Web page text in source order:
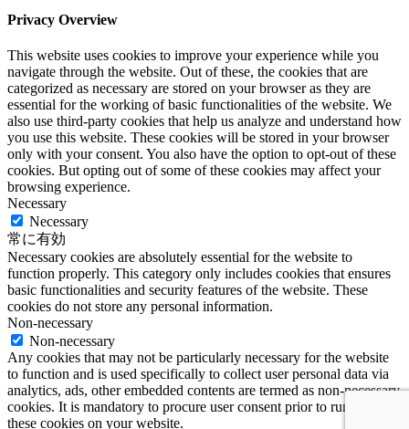
Privacy Overview
This website uses cookies to improve your experience while you
navigate through the website. Out of these, the cookies that are
categorized as necessary are stored on your browser as they are
essential for the working of basic functionalities of the website. We
also use third-party cookies that help us analyze and understand how
you use this website. These cookies will be stored in your browser
only with your consent. You also have the option to opt-out of these
cookies. But opting out of some of these cookies may affect your
browsing experience.
Necessary
Necessary
常に有効
Necessary cookies are absolutely essential for the website to
function properly. This category only includes cookies that ensures
basic functionalities and security features of the website. These
cookies do not store any personal information.
Non-necessary
Non-necessary
Any cookies that may not be particularly necessary for the website
to function and is used specifically to collect user personal data via
analytics, ads, other embedded contents are termed as non-necessary
cookies. It is mandatory to procure user consent prior to running
these cookies on your website.